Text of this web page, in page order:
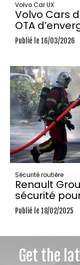
Volvo Car UX
Volvo Cars
OTA
Publié le 16/03/2026
Sécurité routière
Renault
sécurité
Publié le 18/02/2025
Get the